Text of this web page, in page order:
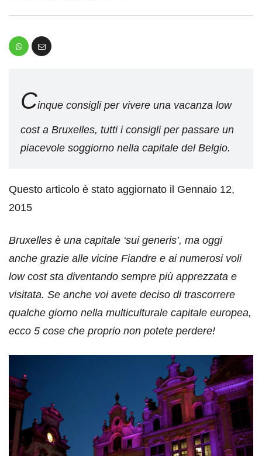
Cinque consigli per vivere una vacanza low
cost a Bruxelles, tutti i consigli per passare un
piacevole soggiorno nella capitale del Belgio.
Questo articolo è stato aggiornato il Gennaio 12,
2015
Bruxelles è una capitale ‘sui generis’, ma oggi
anche grazie alle vicine Fiandre e ai numerosi voli
low cost sta diventando sempre più apprezzata e
visitata. Se anche voi avete deciso di trascorrere
qualche giorno nella multiculturale capitale europea,
ecco 5 cose che proprio non potete perdere!